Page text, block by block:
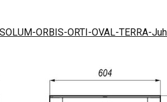
ORBIS-ORTI-OVAL-TERRA-